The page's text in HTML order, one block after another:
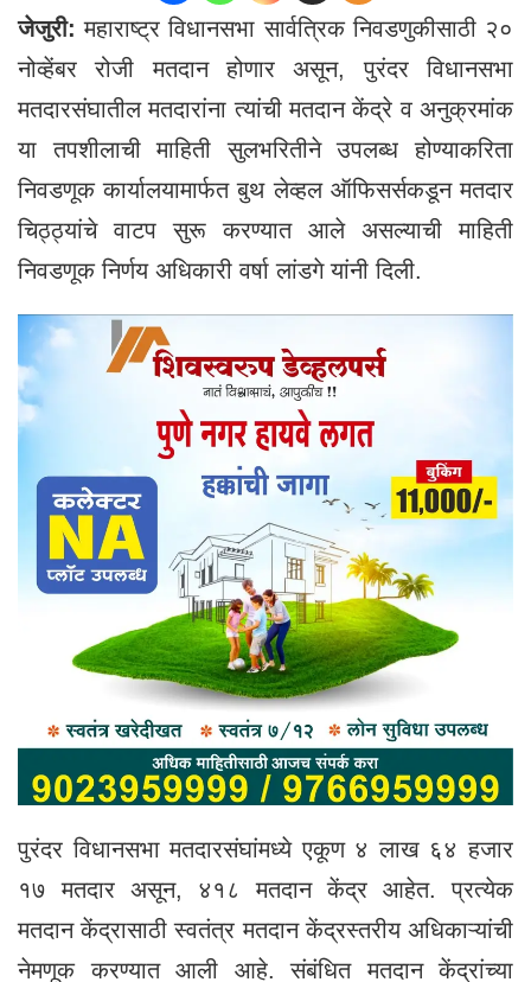
जेजुरी: महाराष्ट्र विधानसभा सार्वत्रिक निवडणुकीसाठी २०
नोव्हेंबर रोजी मतदान होणार असून, पुरंदर विधानसभा
मतदारसंघातील मतदारांना त्यांची मतदान केंद्रे व अनुक्रमांक
या तपशीलाची माहिती सुलभरितीने उपलब्ध होण्याकरिता
निवडणूक कार्यालयामार्फत बुथ लेव्हल ऑफिसर्सकडून मतदार
चिठ्ठ्यांचे वाटप सुरू करण्यात आले असल्याची माहिती
निवडणूक निर्णय अधिकारी वर्षा लांडगे यांनी दिली.
पुरंदर विधानसभा मतदारसंघांमध्ये एकूण ४ लाख ६४ हजार
१७ मतदार असून, ४१८ मतदान केंद्र आहेत. प्रत्येक
मतदान केंद्रासाठी स्वतंत्र मतदान केंद्रस्तरीय अधिकाऱ्यांची
नेमणूक करण्यात आली आहे. संबंधित मतदान केंद्रांच्या